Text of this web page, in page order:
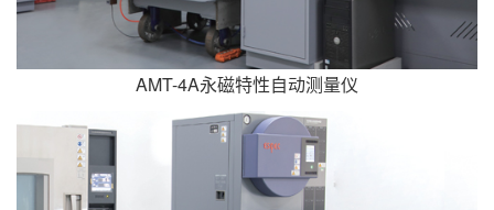
AMT-4A永磁特性自动测量仪